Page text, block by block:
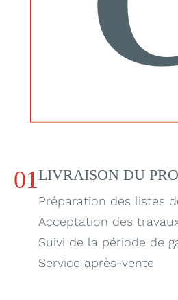
01LIVRAISON DU
Préparation des listes
Acceptation des
Suivi de la période de
Service après-vente